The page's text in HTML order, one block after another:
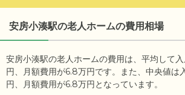
安房小湊駅の老人ホームの費用相場
安房小湊駅の老人ホームの費用は、平均して
円、月額費用が6.8万円です。また、中央値は
円、月額費用が6.8万円となっています。